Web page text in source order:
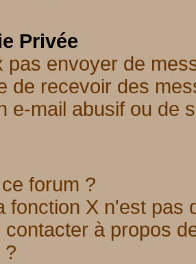
Privée
pas envoyer de
de recevoir des
e-mail abusif ou de
forum ?
fonction X n'est pas
contacter à propos
?